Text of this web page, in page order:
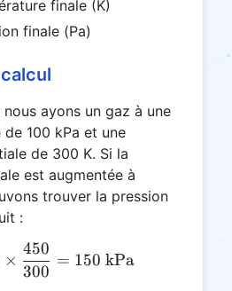
finale (K)
finale (Pa)
ayons un gaz à une
100 kPa et une
de 300 K. Si la
est augmentée à
trouver la pression
:
P_2 = 100 \times
×
300
450
= 150 kPa